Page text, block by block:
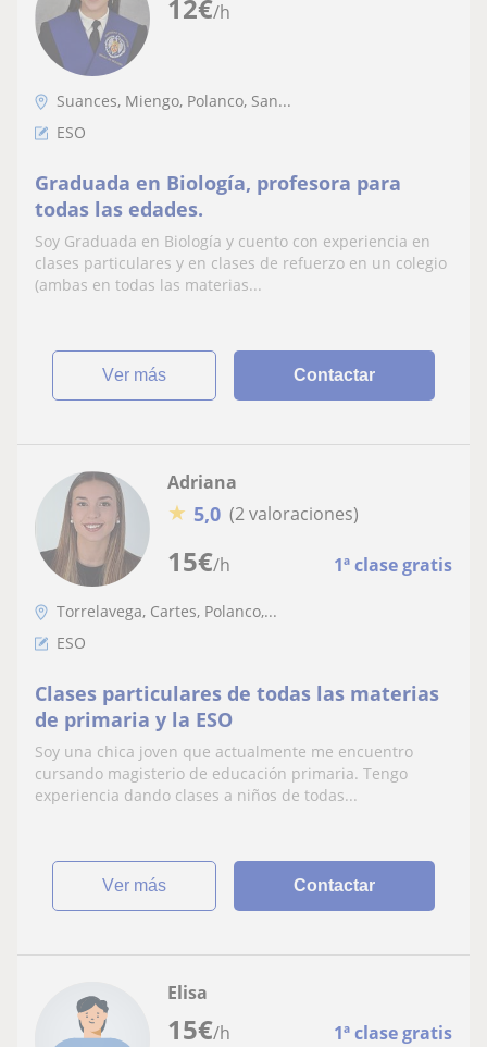
12€/h
Suances, Miengo, Polanco, San...
ESO
Graduada en Biología, profesora para
todas las edades.
Soy Graduada en Biología y cuento con experiencia en
clases particulares y en clases de refuerzo en un colegio
(ambas en todas las materias...
ver más Contactar
15€/h 1ª clase gratis
Adriana
★ 5,0 (2 valoraciones)
Torrelavega, Cartes, Polanco,...
ESO
Clases particulares de todas las materias
de primaria y la ESO
Soy una chica joven que actualmente me encuentro
cursando magisterio de educación primaria. Tengo
experiencia dando clases a niños de todas...
ver más Contactar
15€/h 1ª clase gratis
Elisa